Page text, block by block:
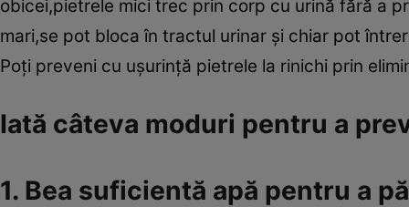
obicei,pietrele mici trec prin corp cu urină fără a
mari,se pot bloca în tractul urinar şi chiar pot
Poţi preveni cu uşurinţă pietrele la rinichi prin
Iată câteva moduri pentru a
1. Bea suficientă apă pentru a